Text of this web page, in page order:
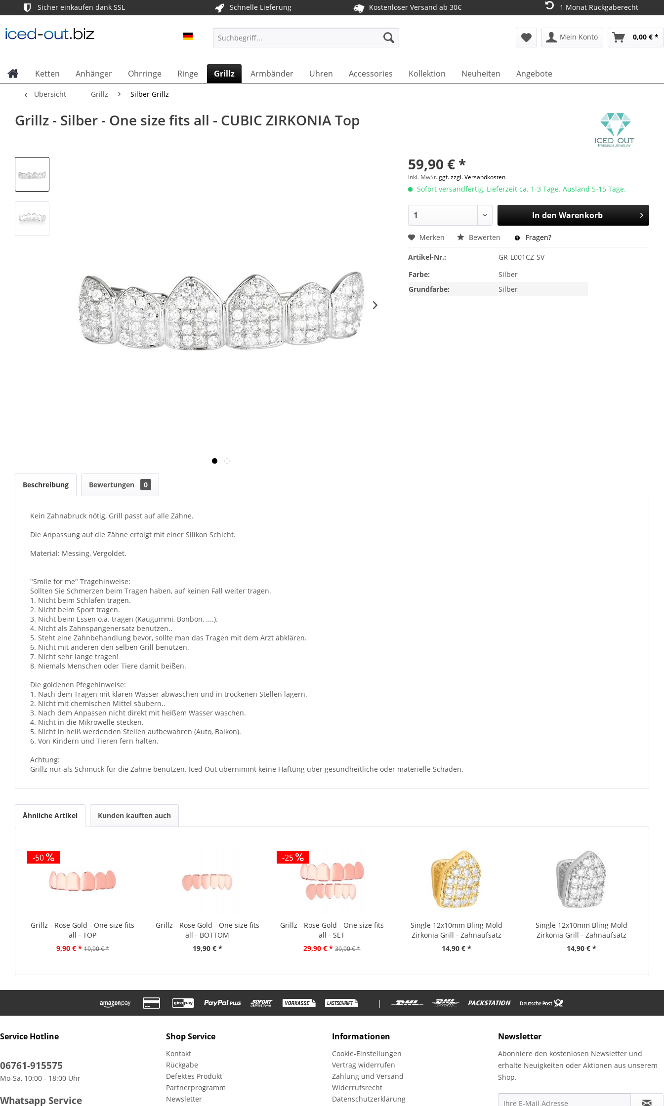
Sicher einkaufen dank SSL Schnelle Lieferung Kostenloser Versand ab 30€ 1 Monat Rückgaberecht
ICED OUT DE Mein Konto 0,00 € *
Ketten Anhänger Ohrringe Ringe Grillz Armbänder Uhren Accessories Kollektion Neuheiten Angebote
Übersicht Grillz Silber Grillz
Grillz - Silber - One size fits all - CUBIC ZIRKONIA Top
59,90 € *
inkl. MwSt.ggf. zzgl. Versandkosten
Sofort versandfertig, Lieferzeit ca. 1-3 Tage. Ausland 5-15 Tage.
In den Warenkorb
Merken Bewerten Fragen?
Artikel-Nr.:
GR-L001CZ-SV
Farbe:
Silber
Grundfarbe:
Silber
Beschreibung Bewertungen 0
Kein Zahnabruck nötig, Grill passt auf alle Zähne.
Die Anpassung auf die Zähne erfolgt mit einer Silikon Schicht.
Material: Messing, Vergoldet.
"Smile for me" Tragehinweise:
Sollten Sie Schmerzen beim Tragen haben, auf keinen Fall weiter tragen.
1. Nicht beim Schlafen tragen.
2. Nicht beim Sport tragen.
3. Nicht beim Essen o.ä. tragen (Kaugummi, Bonbon, ....).
4. Nicht als Zahnspangenersatz benutzen..
5. Steht eine Zahnbehandlung bevor, sollte man das Tragen mit dem Arzt abklären.
6. Nicht mit anderen den selben Grill benutzen.
7. Nicht sehr lange tragen!
8. Niemals Menschen oder Tiere damit beißen.
Die goldenen Pfegehinweise:
1. Nach dem Tragen mit klaren Wasser abwaschen und in trockenen Stellen lagern.
2. Nicht mit chemischen Mittel säubern..
3. Nach dem Anpassen nicht direkt mit heißem Wasser waschen.
4. Nicht in die Mikrowelle stecken.
5. Nicht in heiß werdenden Stellen aufbewahren (Auto, Balkon).
6. Von Kindern und Tieren fern halten.
Achtung:
Grillz nur als Schmuck für die Zähne benutzen. Iced Out übernimmt keine Haftung über gesundheitliche oder materielle Schäden.
Ähnliche Artikel Kunden kauften auch
-50
Grillz - Rose Gold - One size fits
all - TOP
9,90 € * 19,90 € *
Grillz - Rose Gold - One size fits
all - BOTTOM
19,90 € *
-25
Grillz - Rose Gold - One size fits
all - SET
29,90 € * 39,90 € *
Single 12x10mm Bling Mold
Zirkonia Grill - Zahnaufsatz
gold
14,90 € *
Single 12x10mm Bling Mold
Zirkonia Grill - Zahnaufsatz
14,90 € *
|
Service Hotline
06761-915575
Mo-Sa, 10:00 - 18:00 Uhr
Whatsapp Service
Shop Service
Kontakt
Rückgabe
Defektes Produkt
Partnerprogramm
Newsletter
Informationen
Cookie-Einstellungen
Vertrag widerrufen
Zahlung und Versand
Widerrufsrecht
Datenschutzerklärung
Newsletter
Abonniere den kostenlosen Newsletter und
erhalte Neuigkeiten oder Aktionen aus unserem
Shop.